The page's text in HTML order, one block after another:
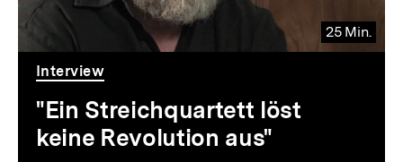
25 Min.
Video
Dauer
25
Min.
Interview
"Ein Streichquartett löst
keine Revolution aus"